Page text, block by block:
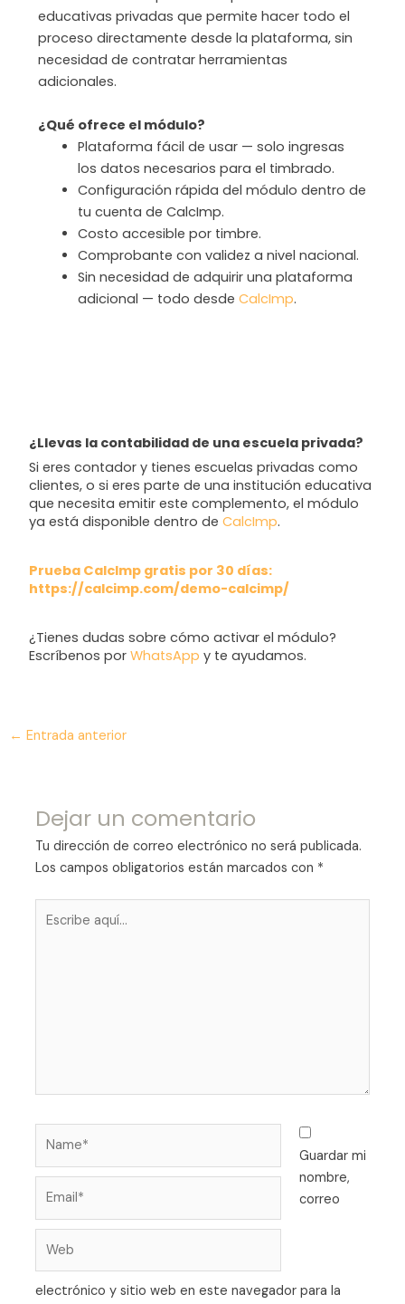
educativas privadas que permite hacer todo el
proceso directamente desde la plataforma, sin
necesidad de contratar herramientas
adicionales.
¿Qué ofrece el módulo?
Plataforma fácil de usar — solo ingresas
los datos necesarios para el timbrado.
Configuración rápida del módulo dentro de
tu cuenta de CalcImp.
Costo accesible por timbre.
Comprobante con validez a nivel nacional.
Sin necesidad de adquirir una plataforma
adicional — todo desdeCalcImp.
¿Llevas la contabilidad de una escuela privada?
Si eres contador y tienes escuelas privadas como
clientes, o si eres parte de una institución educativa
que necesita emitir este complemento, el módulo
ya está disponible dentro deCalcImp.
Prueba CalcImp gratis por 30 días:
https://calcimp.com/demo-calcimp/
¿Tienes dudas sobre cómo activar el módulo?
Escríbenos porWhatsApp y te ayudamos.
← Entrada anterior
Dejar un comentario
Tu dirección de correo electrónico no será publicada.
Los campos obligatorios están marcados con *
aquí...
Guardar mi
nombre,
correo
electrónico y sitio web en este navegador para la